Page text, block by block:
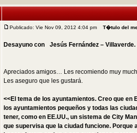
Publicado: Vie Nov 09, 2012 4:04 pm T�tulo del
Desayuno con Jesús Fernández –
Apreciados amigos… Les recomiendo muy
Les aseguro que les gustará.
<<El tema de los ayuntamientos. Creo que
los ayuntamientos pequeños y todas las
tener, como en EE.UU., un sistema de City
que supervisa que la ciudad funcione. Porque